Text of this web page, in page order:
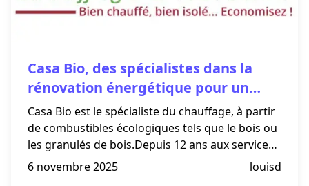
Casa Bio, des spécialistes dans la
rénovation énergétique pour un
habitat durable
Casa Bio est le spécialiste du chauffage, à partir
de combustibles écologiques tels que le bois ou
les granulés de bois.Depuis 12 ans aux services
de nos clients. RGE QualiBois depuis 2012 pour
6 novembre 2025 louisd